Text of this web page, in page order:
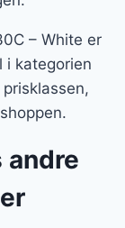
– White er
i kategorien
andre